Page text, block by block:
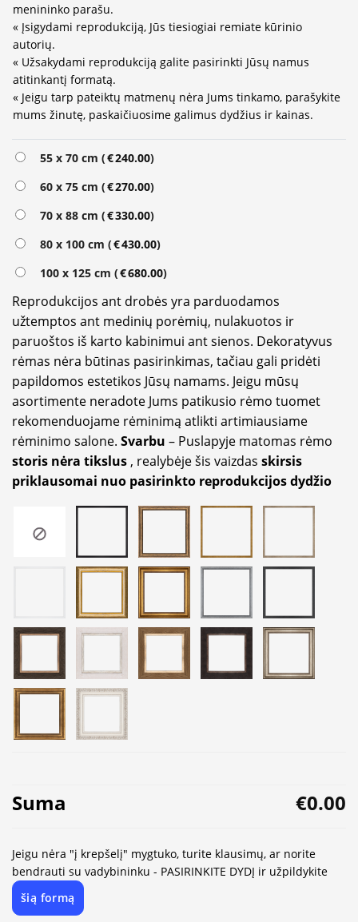
menininko parašu.
« Įsigydami reprodukciją, Jūs tiesiogiai remiate kūrinio
autorių.
« Užsakydami reprodukciją galite pasirinkti Jūsų namus
atitinkantį formatą.
« Jeigu tarp pateiktų matmenų nėra Jums tinkamo, parašykite
mums žinutę, paskaičiuosime galimus dydžius ir kainas.
55 x 70 cm (€240.00)
60 x 75 cm (€270.00)
70 x 88 cm (€330.00)
80 x 100 cm (€430.00)
100 x 125 cm (€680.00)
Reprodukcijos ant drobės yra parduodamos
užtemptos ant medinių porėmių, nulakuotos ir
paruoštos iš karto kabinimui ant sienos. Dekoratyvus
rėmas nėra būtinas pasirinkimas, tačiau gali pridėti
papildomos estetikos Jūsų namams. Jeigu mūsų
asortimente neradote Jums patikusio rėmo tuomet
rekomenduojame rėminimą atlikti artimiausiame
rėminimo salone. Svarbu – Puslapyje matomas rėmo
storis nėra tikslus , realybėje šis vaizdas skirsis
priklausomai nuo pasirinkto reprodukcijos dydžio
Suma €0.00
Alternative:
Jeigu nėra "į krepšelį" mygtuko, turite klausimų, ar norite
bendrauti su vadybininku - PASIRINKITE DYDĮ ir užpildykite
šią formą